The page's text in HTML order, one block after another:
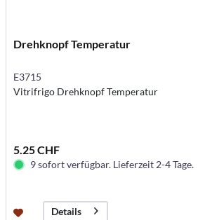
Drehknopf Temperatur
E3715
Vitrifrigo Drehknopf Temperatur
5.25 CHF
9 sofort verfügbar. Lieferzeit 2-4 Tage.
Details